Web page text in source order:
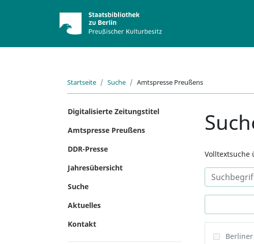
Startseite Suche Amtspresse Preußens
Digitalisierte Zeitungstitel
Amtspresse Preußens
DDR-Presse
Jahresübersicht
Suche
Aktuelles
Kontakt
Volltextsuche